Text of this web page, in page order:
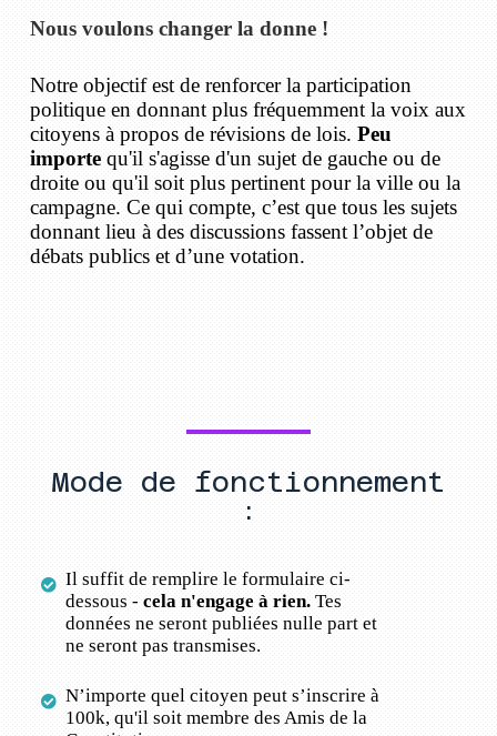
Nous voulons changer la donne !
Notre objectif est de renforcer la participation
politique en donnant plus fréquemment la voix aux
citoyens à propos de révisions de lois.Peu
importequ'il s'agisse d'un sujet de gauche ou de
droite ou qu'il soit plus pertinent pour la ville ou la
campagne. Ce qui compte, c’est que tous les sujets
donnant lieu à des discussions fassent l’objet de
débats publics et d’une votation.
Mode de fonctionnement
:
Il suffit de remplire le formulaire ci-
dessous -cela n'engage à rien.Tes
données ne seront publiées nulle part et
ne seront pas transmises.
N’importe quel citoyen peut s’inscrire à
100k, qu'il soit membre des Amis de la